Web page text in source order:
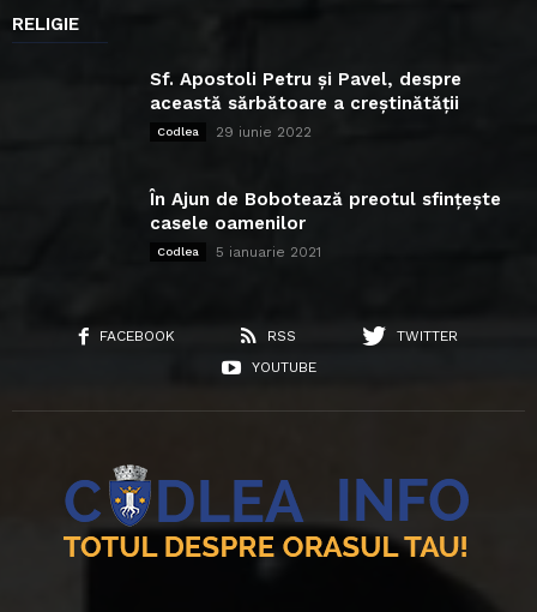
RELIGIE
Sf. Apostoli Petru și Pavel, despre
această sărbătoare a creștinătății
Codlea 29 iunie 2022
În Ajun de Bobotează preotul sfințește
casele oamenilor
Codlea 5 ianuarie 2021
FACEBOOK RSS
TWITTER
YOUTUBE